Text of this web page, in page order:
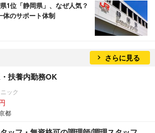
1位「静岡県」、なぜ人気？
体のサポート体制
さらに見る
扶養内勤務OK
ック
都